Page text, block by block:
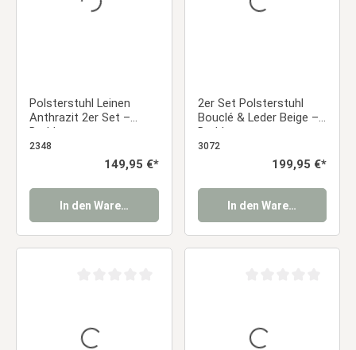
Polsterstuhl Leinen
Anthrazit 2er Set –
Drehbare
Esszimmerstühle mit
Armlehnen | Bequeme
Küchenstühle modern
gepolstert Essstuhl
2348
Regulärer Preis:
149,95 €*
In den Warenkorb
2er Set Polsterstuhl
Bouclé & Leder Beige –
Drehbare
Esszimmerstühle mit
Armlehnen in Almond
3072
Regulärer Preis:
199,95 €*
In den Warenkorb